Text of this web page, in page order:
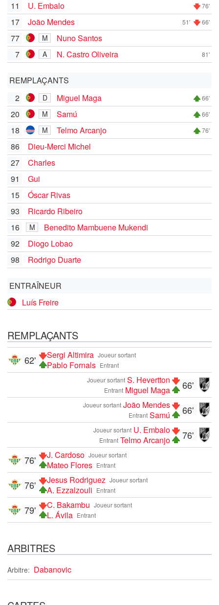
11 U. Embalo 76'
17 João Mendes 51' 66'
77 M
Nuno Santos
7
A N. Castro Oliveira 81'
REMPLAÇANTS
2
D Miguel Maga 66'
20 M Samú 66'
18 M Telmo Arcanjo 76'
86
Dieu-Merci Michel
27
Charles
91
Gui
15
Óscar Rivas
93
Ricardo Ribeiro
16
M
Benedito Mambuene Mukendi
92
Diogo Lobao
98
Rodrigo Duarte
ENTRAÎNEUR
Luís Freire
REMPLAÇANTS
Joueur sortant
Sergi Altimira
Entrant
Pablo Fornals
62'
66'
Joueur sortant S. Hevertton
Entrant Miguel Maga
66'
Joueur sortant João Mendes
Entrant Samú
76'
Joueur sortant U. Embalo
Entrant Telmo Arcanjo
Joueur sortant
J. Cardoso
Entrant
Mateo Flores
76'
Joueur sortant
Jesus Rodriguez
Entrant
A. Ezzalzouli
76'
Joueur sortant
C. Bakambu
Entrant
L. Ávila
79'
ARBITRES
Arbitre: Dabanovic